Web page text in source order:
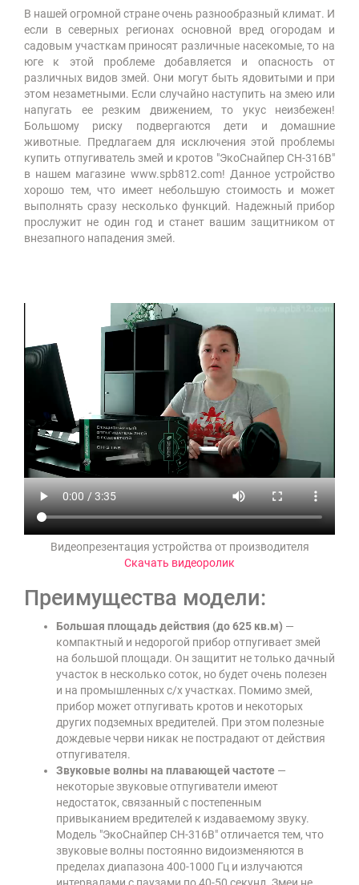
В нашей огромной стране очень разнообразный климат. И
если в северных регионах основной вред огородам и
садовым участкам приносят различные насекомые, то на
юге к этой проблеме добавляется и опасность от
различных видов змей. Они могут быть ядовитыми и при
этом незаметными. Если случайно наступить на змею или
напугать ее резким движением, то укус неизбежен!
Большому риску подвергаются дети и домашние
животные. Предлагаем для исключения этой проблемы
купить отпугиватель змей и кротов "ЭкоСнайпер CH-316B"
в нашем магазине www.spb812.com! Данное устройство
хорошо тем, что имеет небольшую стоимость и может
выполнять сразу несколько функций. Надежный прибор
прослужит не один год и станет вашим защитником от
внезапного нападения змей.
Видеопрезентация устройства от производителя
Скачать видеоролик
Преимущества модели:
Большая площадь действия (до 625 кв.м) —
компактный и недорогой прибор отпугивает змей
на большой площади. Он защитит не только дачный
участок в несколько соток, но будет очень полезен
и на промышленных с/х участках. Помимо змей,
прибор может отпугивать кротов и некоторых
других подземных вредителей. При этом полезные
дождевые черви никак не пострадают от действия
отпугивателя.
Звуковые волны на плавающей частоте —
некоторые звуковые отпугиватели имеют
недостаток, связанный с постепенным
привыканием вредителей к издаваемому звуку.
Модель "ЭкоСнайпер CH-316B"отличается тем, что
звуковые волны постоянно видоизменяются в
пределах диапазона 400-1000 Гц и излучаются